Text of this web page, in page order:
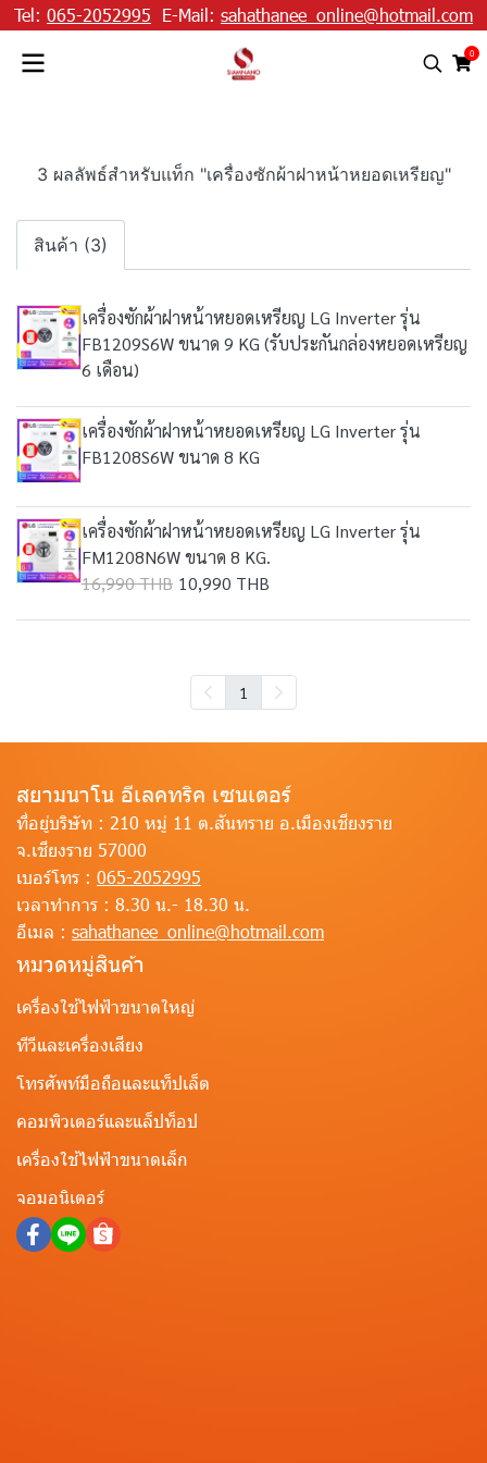
Tel: 065-2052995 E-Mail: sahathanee_online@hotmail.com
0
3 ผลลัพธ์สำหรับแท็ก "เครื่องซักผ้าฝาหน้าหยอดเหรียญ"
สินค้า (3)
เครื่องซักผ้าฝาหน้าหยอดเหรียญ LG Inverter รุ่น
FB1209S6W ขนาด 9 KG (รับประกันกล่องหยอดเหรียญ
6 เดือน)
เครื่องซักผ้าฝาหน้าหยอดเหรียญ LG Inverter รุ่น
FB1208S6W ขนาด 8 KG
เครื่องซักผ้าฝาหน้าหยอดเหรียญ LG Inverter รุ่น
FM1208N6W ขนาด 8 KG.
16,990 THB 10,990 THB
1
สยามนาโน อีเลคทริค เซนเตอร์
ที่อยู่บริษัท : 210 หมู่ 11 ต.สันทราย อ.เมืองเชียงราย
จ.เชียงราย 57000
เบอร์โทร : 065-2052995
เวลาทำการ : 8.30 น.- 18.30 น.
อีเมล : sahathanee_online@hotmail.com
หมวดหมู่สินค้า
เครื่องใช้ไฟฟ้าขนาดใหญ่
ทีวีและเครื่องเสียง
โทรศัพท์มือถือและแท็ปเล็ต
คอมพิวเตอร์และแล็ปท็อป
เครื่องใช้ไฟฟ้าขนาดเล็ก
จอมอนิเตอร์